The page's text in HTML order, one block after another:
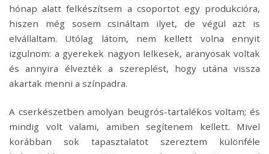
hónap alatt felkészítsem a csoportot egy produkcióra,
hiszen még sosem csináltam ilyet, de végül azt is
elvállaltam. Utólag látom, nem kellett volna ennyit
izgulnom: a gyerekek nagyon lelkesek, aranyosak voltak
és annyira élvezték a szereplést, hogy utána vissza
akartak menni a színpadra.
A cserkészetben amolyan beugrós-tartalékos voltam; és
mindig volt valami, amiben segítenem kellett. Mivel
korábban sok tapasztalatot szereztem különféle